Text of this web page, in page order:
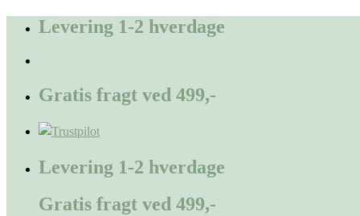
FortsætLevering 1-2 hverdage
Gratis fragt ved 499,-
Levering 1-2 hverdage
Gratis fragt ved 499,-